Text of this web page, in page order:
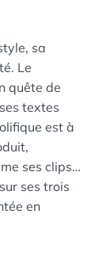
sa
Le
quête de
textes
est à
ses clips…
ses trois
en